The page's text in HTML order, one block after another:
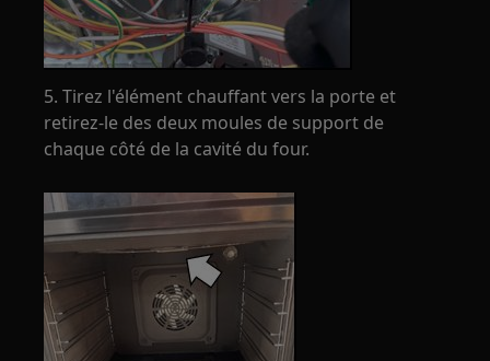
5. Tirez l'élément chauffant vers la porte et
retirez-le des deux moules de support de
chaque côté de la cavité du four.